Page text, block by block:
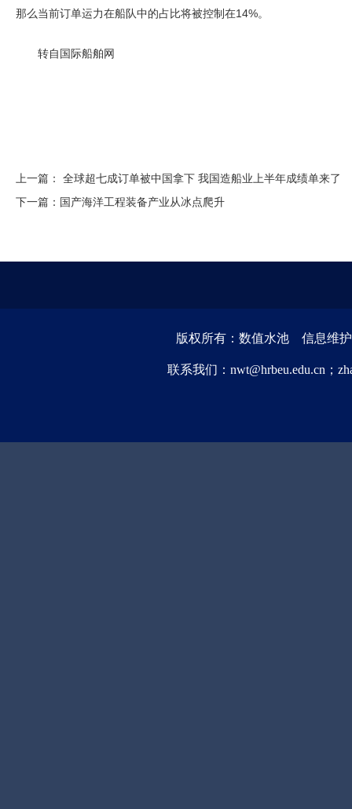
那么当前订单运力在船队中的占比将被控制在14%。
转自国际船舶网
上一篇： 全球超七成订单被中国拿下 我国造船业上半年成绩单来了
下一篇： 国产海洋工程装备产业从冰点爬升
版权所有：数值水池 信息维
联系我们：nwt@hrbeu.edu.cn；